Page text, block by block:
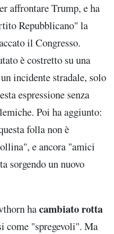
affrontare Trump, e ha
Repubblicano" la
il Congresso.
è costretto su una
incidente stradale, solo
espressione senza
Poi ha aggiunto:
folla non è
e ancora "amici
sorgendo un nuovo
hacambiato rotta
come "spregevoli". Ma